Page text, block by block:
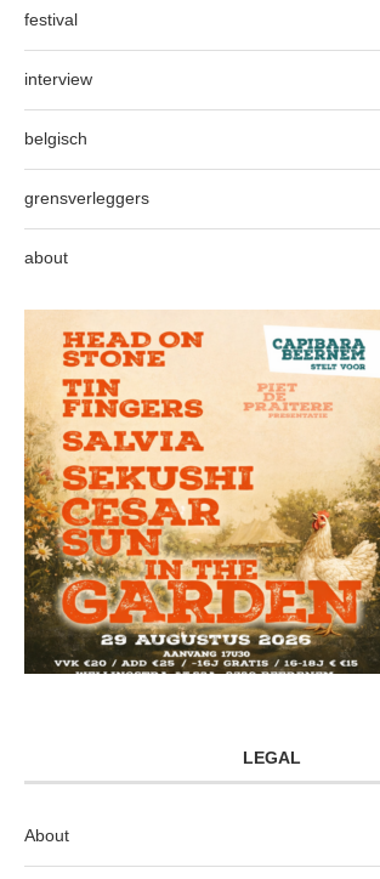
festival
interview
belgisch
grensverleggers
about
LEGAL
About